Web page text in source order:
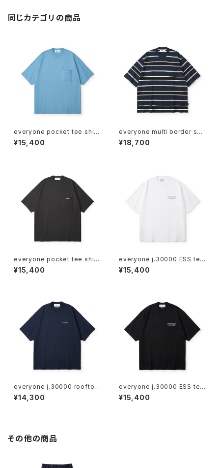
同じカテゴリの商品
everyone pocket tee shirt
(BLUE)
¥15,400
everyone multi border sho
rt sleeve tee shirt (NAVY/B
LACK)
¥18,700
everyone pocket tee shirt
(BLACK)
¥15,400
everyone j.30000 ESS tee
shirt (WHITE)
¥15,400
everyone j.30000 rooftop
logo tee shirt (NAVY)
¥14,300
everyone j.30000 ESS tee
shirt (BLACK)
¥15,400
その他の商品